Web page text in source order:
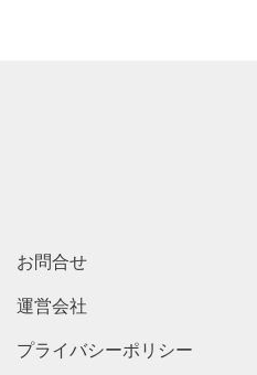
お問合せ
運営会社
プライバシーポリシー